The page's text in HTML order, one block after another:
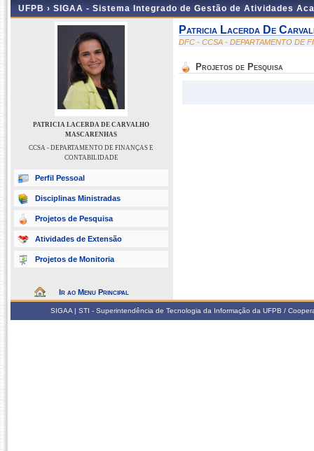
UFPB › SIGAA - Sistema Integrado de Gestão de Atividades
PATRICIA LACERDA DE CARVALHO
MASCARENHAS
CCSA - DEPARTAMENTO DE FINANÇAS E
CONTABILIDADE
Perfil Pessoal
Disciplinas Ministradas
Projetos de Pesquisa
Atividades de Extensão
Projetos de Monitoria
Ir ao Menu Principal
Patricia Lacerda De
DFC - CCSA - DEPARTAMENTO DE
Projetos de Pesquisa
SIGAA | STI - Superintendência de Tecnologia da Informação da UFPB /